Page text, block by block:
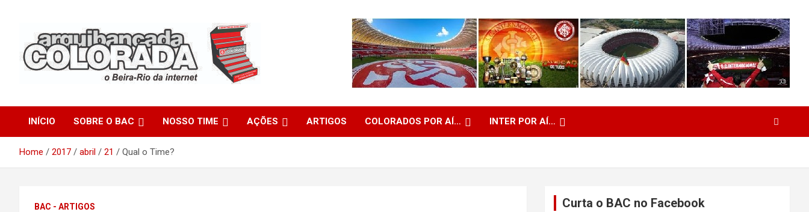
Arquibancada Colorada
INÍCIO SOBRE O BAC NOSSO TIME AÇÕES ARTIGOS COLORADOS POR AÍ… INTER POR AÍ…
Home 2017 abril 21 Qual o Time?
BAC - ARTIGOS Curta o BAC no Facebook